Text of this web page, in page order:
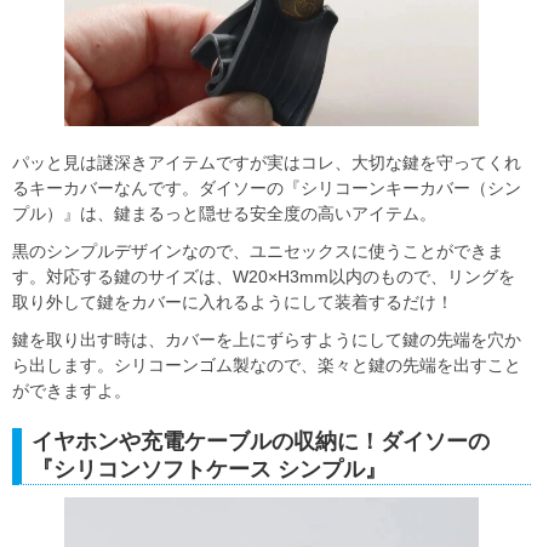
パッと見は謎深きアイテムですが実はコレ、大切な鍵を守ってくれ
るキーカバーなんです。ダイソーの『シリコーンキーカバー（シン
プル）』は、鍵まるっと隠せる安全度の高いアイテム。
黒のシンプルデザインなので、ユニセックスに使うことができま
す。対応する鍵のサイズは、W20×H3mm以内のもので、リングを
取り外して鍵をカバーに入れるようにして装着するだけ！
鍵を取り出す時は、カバーを上にずらすようにして鍵の先端を穴か
ら出します。シリコーンゴム製なので、楽々と鍵の先端を出すこと
ができますよ。
イヤホンや充電ケーブルの収納に！ダイソーの
『シリコンソフトケース シンプル』